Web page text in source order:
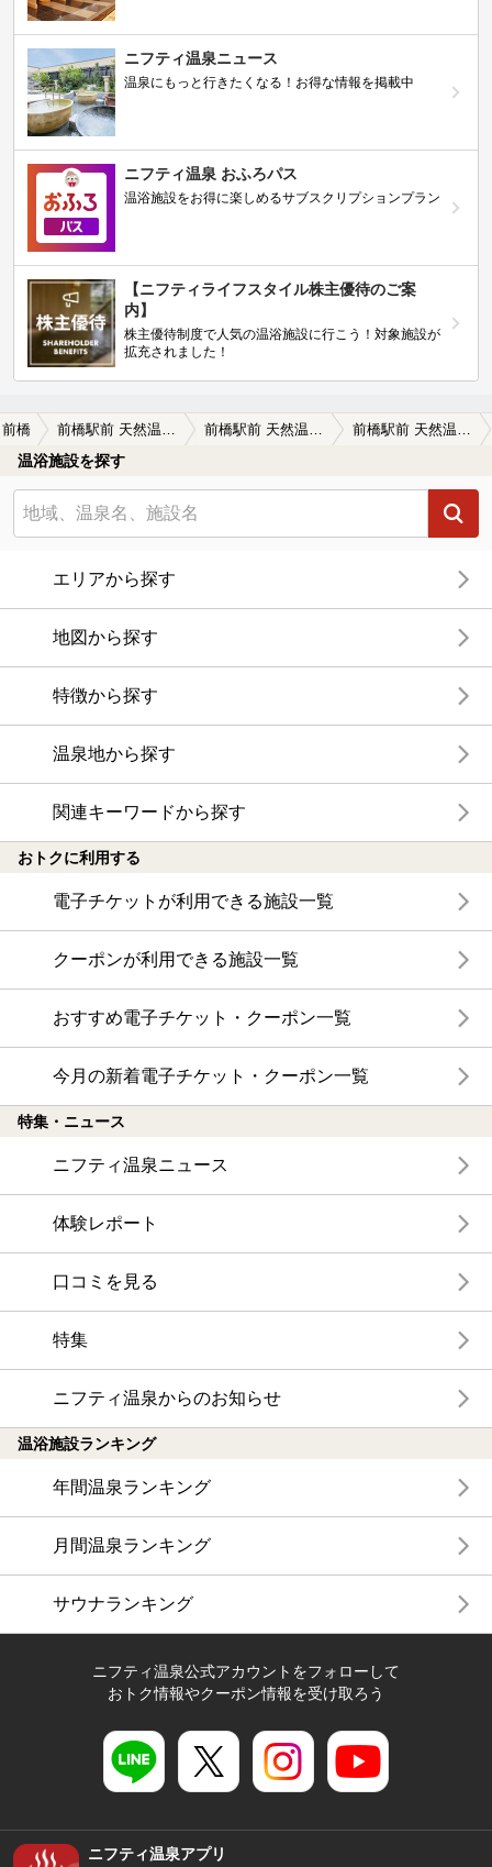
ニフティ温泉ニュース
温泉にもっと行きたくなる！お得な情報を掲載中
ニフティ温泉 おふろパス
温浴施設をお得に楽しめるサブスクリプションプラン
【ニフティライフスタイル株主優待のご案
内】
株主優待制度で人気の温浴施設に行こう！対象施設が
拡充されました！
前橋
温浴施設を探す
エリアから探す
地図から探す
特徴から探す
温泉地から探す
関連キーワードから探す
おトクに利用する
電子チケットが利用できる施設一覧
クーポンが利用できる施設一覧
おすすめ電子チケット・クーポン一覧
今月の新着電子チケット・クーポン一覧
特集・ニュース
ニフティ温泉ニュース
体験レポート
口コミを見る
特集
ニフティ温泉からのお知らせ
温浴施設ランキング
年間温泉ランキング
月間温泉ランキング
サウナランキング
ニフティ温泉公式アカウントをフォローして
おトク情報やクーポン情報を受け取ろう
ニフティ温泉アプリ